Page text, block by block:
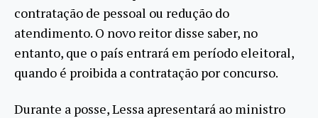
contratação de pessoal ou redução do
atendimento. O novo reitor disse saber, no
entanto, que o país entrará em período eleitoral,
quando é proibida a contratação por concurso.
Durante a posse, Lessa apresentará ao ministro